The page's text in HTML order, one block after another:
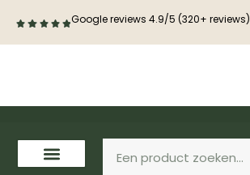
Google reviews 4.9/5 (320+ reviews)